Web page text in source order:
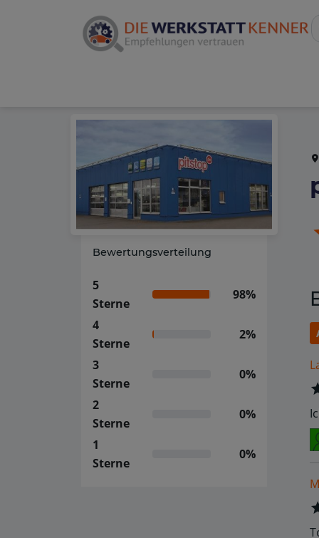
Bewertungsverteilung
5
Sterne
98%
4
Sterne
2%
3
Sterne
0%
2
Sterne
0%
1
Sterne
0%